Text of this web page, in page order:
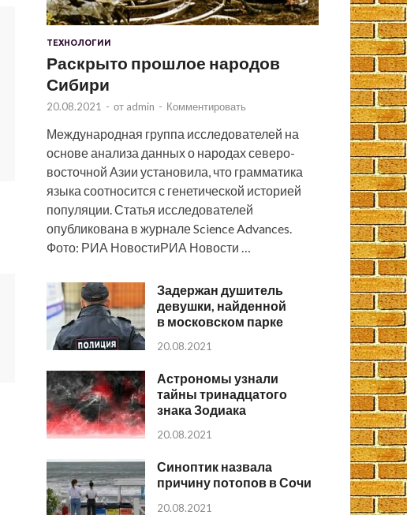
ТЕХНОЛОГИИ
Раскрыто прошлое народов
Сибири
20.08.2021 - от admin - Комментировать
Международная группа исследователей на
основе анализа данных о народах северо-
восточной Азии установила, что грамматика
языка соотносится с генетической историей
популяции. Статья исследователей
опубликована в журнале Science Advances.
Фото: РИА НовостиРИА Новости …
Задержан душитель
девушки, найденной
в московском парке
20.08.2021
Астрономы узнали
тайны тринадцатого
знака Зодиака
20.08.2021
Синоптик назвала
причину потопов в Сочи
20.08.2021